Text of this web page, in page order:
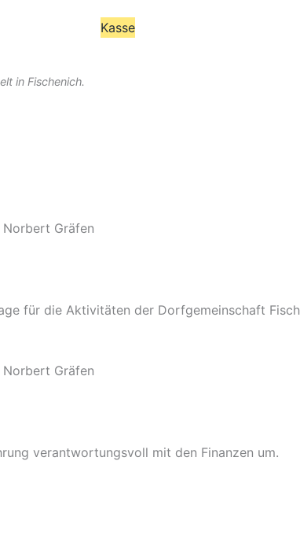
in Fischenich.
Kasse
Norbert Gräfen
für die Aktivitäten der Dorfgemeinschaft
Norbert Gräfen
verantwortungsvoll mit den Finanzen um.